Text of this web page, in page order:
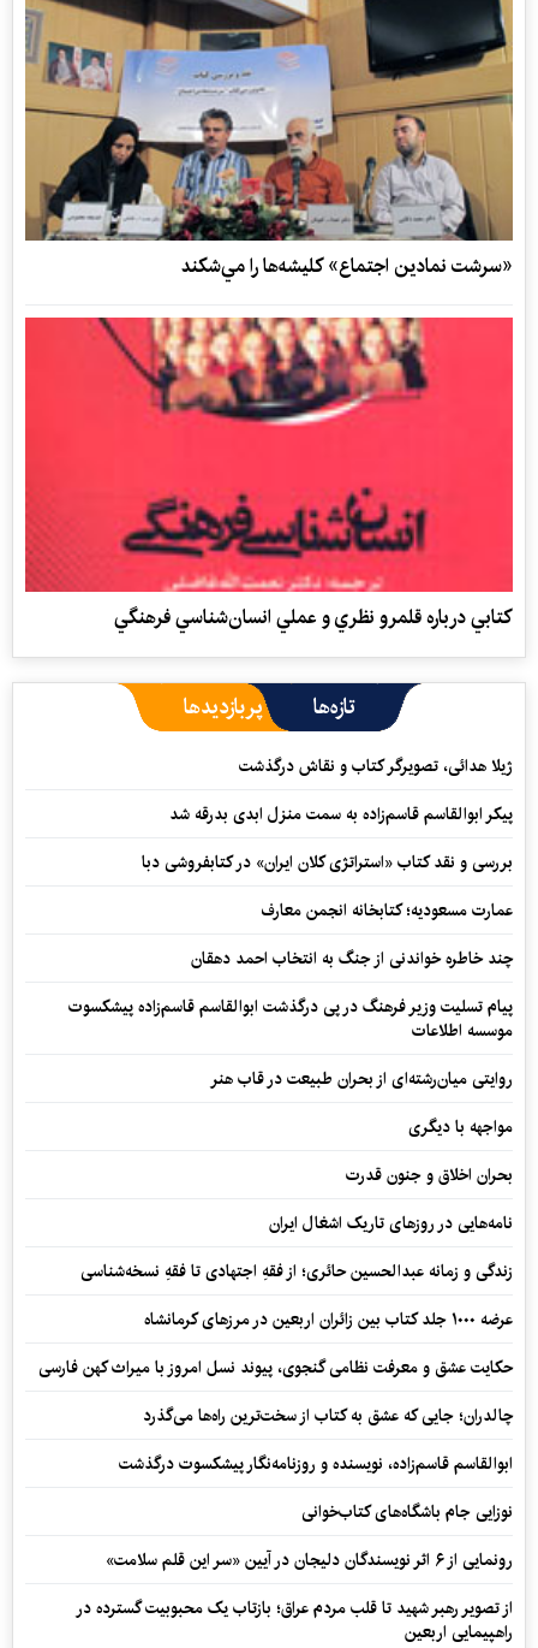
«سرشت نمادین اجتماع» كليشه‌ها را مي‌شكند
كتابي درباره قلمرو نظري و عملي انسان‌شناسي فرهنگي
تازه‌ها پربازدیدها
ژیلا هدائی، تصویرگر کتاب و نقاش درگذشت
پیکر ابوالقاسم قاسم‌زاده به سمت منزل ابدی بدرقه شد
بررسی و نقد کتاب «استراتژی کلان ایران» در کتابفروشی دبا
عمارت مسعودیه؛ کتابخانه انجمن معارف
چند خاطره خواندنی از جنگ به انتخاب احمد دهقان
پیام تسلیت وزیر فرهنگ در پی درگذشت ابوالقاسم قاسم‌زاده پیشکسوت
موسسه اطلاعات
روایتی میان‌رشته‌ای از بحران طبیعت در قاب هنر
مواجهه با دیگری
بحران اخلاق و جنون قدرت
نامه‌هایی در روزهای تاریک اشغال ایران
زندگی و زمانه عبدالحسین حائری؛ از فقهِ اجتهادی تا فقهِ نسخه‌شناسی
عرضه ۱۰۰۰ جلد کتاب بین زائران اربعین در مرزهای کرمانشاه
حکایت عشق و معرفت نظامی گنجوی، پیوند نسل امروز با میراث کهن فارسی
چالدران؛ جایی که عشق به کتاب از سخت‌ترین راه‌ها می‌گذرد
ابوالقاسم قاسم‌زاده، نویسنده و روزنامه‌نگار پیشکسوت درگذشت
نوزایی جام باشگاه‌های کتاب‌خوانی
رونمایی از ۶ اثر نویسندگان دلیجان در آیین «سر این قلم سلامت»
از تصویر رهبر شهید تا قلب مردم عراق؛ بازتاب یک محبوبیت گسترده در
راهپیمایی اربعین